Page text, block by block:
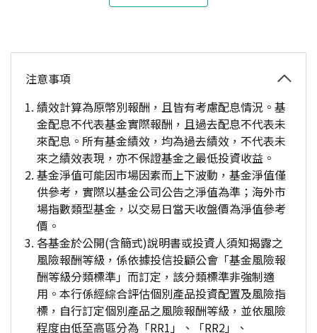
注意事項
績效計算為原幣別報酬，且皆有考慮配息情況。基
金配息不代表基金實際報酬，且過去配息不代表未
來配息。所有基金績效，均為過去績效，不代表未
來之績效表現，亦不保證基金之最低投資收益。
基金淨值可能因市場因素而上下波動，基金淨值僅
供參考，實際以基金公司公告之淨值為準；海外市
場指數類型基金，以交易日當天收盤價為淨值參考
價。
各基金於公開(含簡式)說明書或投資人須知揭露之
風險報酬等級，係依據投信投顧公會「基金風險報
酬等級分類標準」而訂定，該分類標準非強制適
用。本行係經綜合評估個別產品投資配置及風險指
標，自行訂定個別產品之風險報酬等級，並依風險
程度由低至高區分為「RR1」、「RR2」、